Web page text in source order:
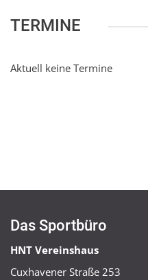
TERMINE
Aktuell keine Termine
Das Sportbüro
HNT Vereinshaus
Cuxhavener Straße 253